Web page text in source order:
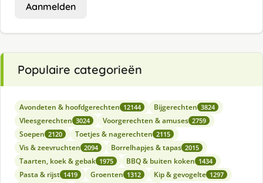
Aanmelden
Populaire categorieën
Avondeten & hoofdgerechten 12144 Bijgerechten 3824
Vleesgerechten 3024 Voorgerechten & amuses 2759
Soepen 2120 Toetjes & nagerechten 2115
Vis & zeevruchten 2094 Borrelhapjes & tapas 2015
Taarten, koek & gebak 1975 BBQ & buiten koken 1434
Pasta & rijst 1419 Groenten 1312 Kip & gevogelte 1297